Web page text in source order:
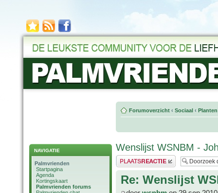
NAVIGATIE
Palmvrienden
Startpagina
Agenda
Kortingskaart
Palmvrienden forums
Forumoverzicht ‹ Sociaal ‹
Wenslijst WSNBM -
Plaats een reactie
Re: Wenslijst